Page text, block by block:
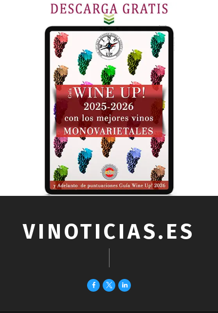
VINOTICIAS.ES